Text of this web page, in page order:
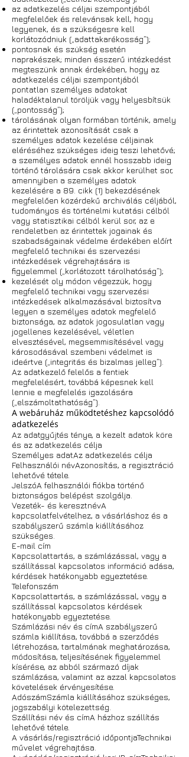
az adatkezelés céljai szempontjából
megfelelőek és relevánsak kell, hogy
legyenek, és a szükségesre kell
korlátozódniuk („adattakarékosság”);
pontosnak és szükség esetén
naprakészek; minden ésszerű intézkedést
megteszünk annak érdekében, hogy az
adatkezelés céljai szempontjából
pontatlan személyes adatokat
haladéktalanul töröljük vagy helyesbítsük
(„pontosság”);
tárolásának olyan formában történik, amely
az érintettek azonosítását csak a
személyes adatok kezelése céljainak
eléréséhez szükséges ideig teszi lehetővé;
a személyes adatok ennél hosszabb ideig
történő tárolására csak akkor kerülhet sor,
amennyiben a személyes adatok
kezelésére a 89. cikk (1) bekezdésének
megfelelően közérdekű archiválás céljából,
tudományos és történelmi kutatási célból
vagy statisztikai célból kerül sor, az e
rendeletben az érintettek jogainak és
szabadságainak védelme érdekében előírt
megfelelő technikai és szervezési
intézkedések végrehajtására is
figyelemmel („korlátozott tárolhatóság”);
kezelését oly módon végezzük, hogy
megfelelő technikai vagy szervezési
intézkedések alkalmazásával biztosítva
legyen a személyes adatok megfelelő
biztonsága, az adatok jogosulatlan vagy
jogellenes kezelésével, véletlen
elvesztésével, megsemmisítésével vagy
károsodásával szembeni védelmet is
ideértve („integritás és bizalmas jelleg”).
Az adatkezelő felelős a fentiek
megfelelésért, továbbá képesnek kell
lennie e megfelelés igazolására
(„elszámoltathatóság”).
A webáruház működtetéshez kapcsolódó
adatkezelés
Az adatgyűjtés ténye, a kezelt adatok köre
és az adatkezelés célja
Személyes adatAz adatkezelés célja
Felhasználói névAzonosítás, a regisztráció
lehetővé tétele.
JelszóA felhasználói fiókba történő
biztonságos belépést szolgálja.
Vezeték- és keresztnévA
kapcsolatfelvételhez, a vásárláshoz és a
szabályszerű számla kiállításához
szükséges.
E-mail cím
Kapcsolattartás, a számlázással, vagy a
szállítással kapcsolatos információ adása,
kérdések hatékonyabb egyeztetése.
Telefonszám
Kapcsolattartás, a számlázással, vagy a
szállítással kapcsolatos kérdések
hatékonyabb egyeztetése.
Számlázási név és címA szabályszerű
számla kiállítása, továbbá a szerződés
létrehozása, tartalmának meghatározása,
módosítása, teljesítésének figyelemmel
kísérése, az abból származó díjak
számlázása, valamint az azzal kapcsolatos
követelések érvényesítése.
AdószámSzámla kiállításához szükséges,
jogszabályi kötelezettség.
Szállítási név és címA házhoz szállítás
lehetővé tétele.
A vásárlás/regisztráció időpontjaTechnikai
művelet végrehajtása.